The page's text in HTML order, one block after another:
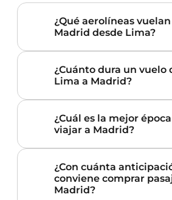
¿Qué aerolíneas vuelan
Madrid desde Lima?
¿Cuánto dura un vuelo
Lima a Madrid?
¿Cuál es la mejor
viajar a Madrid?
¿Con cuánta
conviene comprar
Madrid?